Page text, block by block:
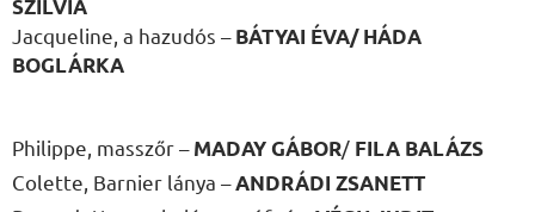
SZILVIA
Jacqueline, a hazudós –BÁTYAI ÉVA/ HÁDA
BOGLÁRKA
Philippe, masszőr –MADAY GÁBOR/ FILA BALÁZS
Colette, Barnier lánya –ANDRÁDI ZSANETT